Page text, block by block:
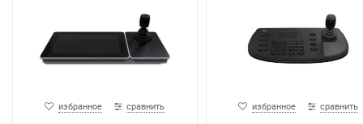
избранное сравнить избранное сравнить